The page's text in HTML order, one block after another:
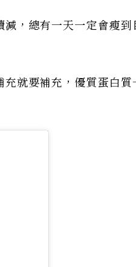
，總有一天一定會瘦到
就要補充，優質蛋白質